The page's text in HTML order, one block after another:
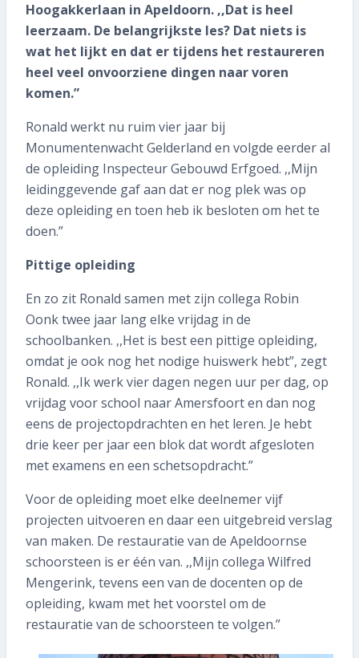
Hoogakkerlaan in Apeldoorn. ,,Dat is heel
leerzaam. De belangrijkste les? Dat niets is
wat het lijkt en dat er tijdens het restaureren
heel veel onvoorziene dingen naar voren
komen.”
Ronald werkt nu ruim vier jaar bij
Monumentenwacht Gelderland en volgde eerder al
de opleiding Inspecteur Gebouwd Erfgoed. ,,Mijn
leidinggevende gaf aan dat er nog plek was op
deze opleiding en toen heb ik besloten om het te
doen.”
Pittige opleiding
En zo zit Ronald samen met zijn collega Robin
Oonk twee jaar lang elke vrijdag in de
schoolbanken. ,,Het is best een pittige opleiding,
omdat je ook nog het nodige huiswerk hebt”, zegt
Ronald. ,,Ik werk vier dagen negen uur per dag, op
vrijdag voor school naar Amersfoort en dan nog
eens de projectopdrachten en het leren. Je hebt
drie keer per jaar een blok dat wordt afgesloten
met examens en een schetsopdracht.”
Voor de opleiding moet elke deelnemer vijf
projecten uitvoeren en daar een uitgebreid verslag
van maken. De restauratie van de Apeldoornse
schoorsteen is er één van. ,,Mijn collega Wilfred
Mengerink, tevens een van de docenten op de
opleiding, kwam met het voorstel om de
restauratie van de schoorsteen te volgen.”